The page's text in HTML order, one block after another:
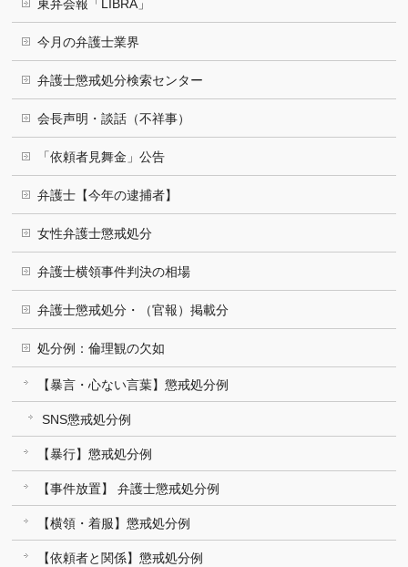
東弁会報「LIBRA」
今月の弁護士業界
弁護士懲戒処分検索センター
会長声明・談話（不祥事）
「依頼者見舞金」公告
弁護士【今年の逮捕者】
女性弁護士懲戒処分
弁護士横領事件判決の相場
弁護士懲戒処分・（官報）掲載分
処分例：倫理観の欠如
【暴言・心ない言葉】懲戒処分例
SNS懲戒処分例
【暴行】懲戒処分例
【事件放置】 弁護士懲戒処分例
【横領・着服】懲戒処分例
【依頼者と関係】懲戒処分例